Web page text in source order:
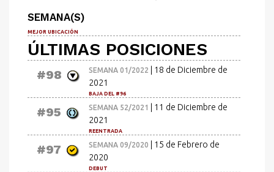
SEMANA(S)
MEJOR UBICACIÓN
ÚLTIMAS POSICIONES
#98 SEMANA 01/2022
| 18 de Diciembre de
2021
BAJA DEL #96
#95 SEMANA 52/2021
| 11 de Diciembre de
2021
REENTRADA
#97 SEMANA 09/2020
| 15 de Febrero de
2020
DEBUT